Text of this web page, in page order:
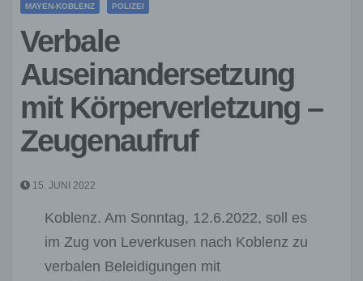
MAYEN-KOBLENZ POLIZEI
Verbale
Auseinandersetzung
mit Körperverletzung –
Zeugenaufruf
15. JUNI 2022
Koblenz. Am Sonntag, 12.6.2022, soll es
im Zug von Leverkusen nach Koblenz zu
verbalen Beleidigungen mit